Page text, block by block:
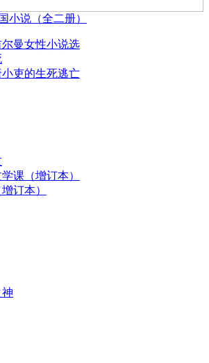
小说（全二册）
曼女性小说选
吏的生死逃亡
课（增订本）
订本）